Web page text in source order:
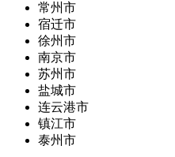
常州市
宿迁市
徐州市
南京市
苏州市
盐城市
连云港市
镇江市
泰州市